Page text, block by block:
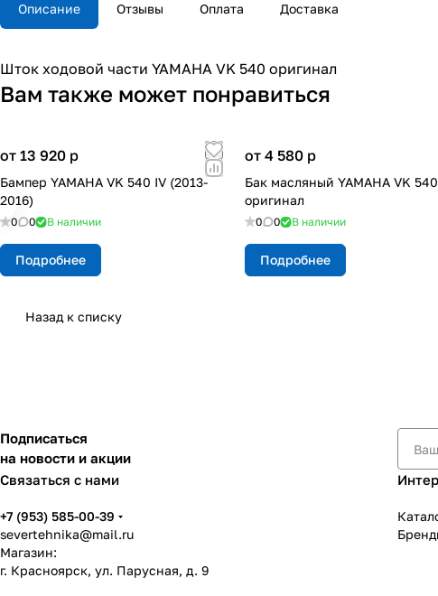
Описание Отзывы Оплата Доставка
Шток ходовой части YAMAHA VK 540 оригинал
Вам также может понравиться
от 13 920 p
Бампер YAMAHA VK 540 IV (2013-
2016)
0 0 В наличии
Подробнее
от 4 580 p
Бак масляный YAMAHA VK 540
оригинал
0 0 В наличии
Подробнее
Назад к списку
Подписаться
на новости и акции
Связаться с нами
+7 (953) 585-00-39
severtehnika@mail.ru
Магазин:
г. Красноярск, ул. Парусная, д. 9